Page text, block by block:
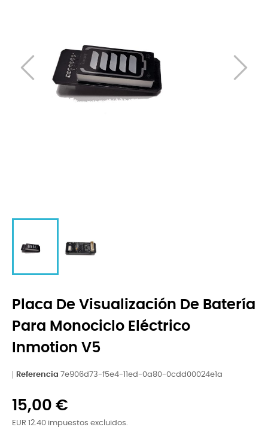
Placa De Visualización De Batería
Para Monociclo Eléctrico
Inmotion V5
Referencia 7e906d73-f5e4-11ed-0a80-0cdd00024e1a
15,00 €
EUR 12.40 impuestos excluidos.